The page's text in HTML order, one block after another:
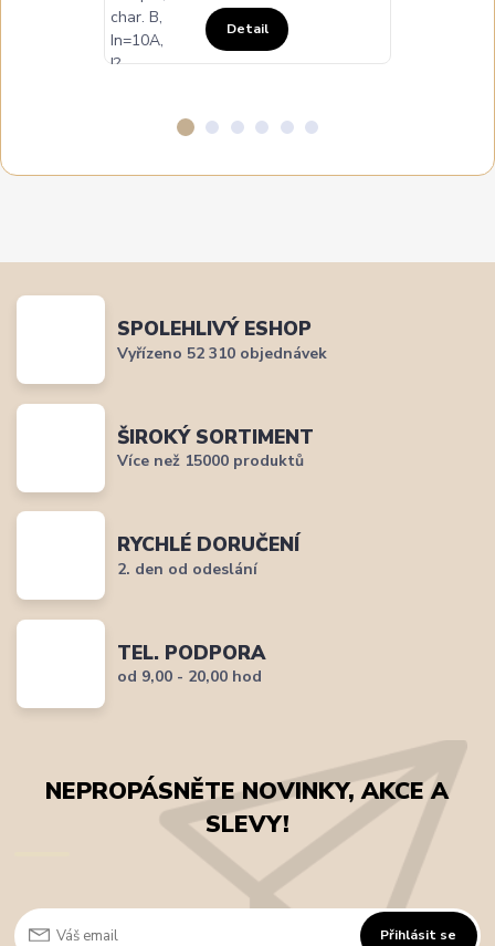
Detail
SPOLEHLIVÝ ESHOP
Vyřízeno 52 310 objednávek
ŠIROKÝ SORTIMENT
Více než 15000 produktů
RYCHLÉ DORUČENÍ
2. den od odeslání
TEL. PODPORA
od 9,00 - 20,00 hod
NEPROPÁSNĚTE NOVINKY, AKCE A
SLEVY!
Přihlásit se